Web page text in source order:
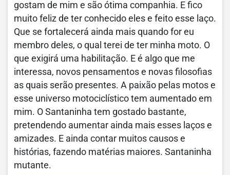
gostam de mim e são ótima companhia. E fico
muito feliz de ter conhecido eles e feito esse laço.
Que se fortalecerá ainda mais quando for eu
membro deles, o qual terei de ter minha moto. O
que exigirá uma habilitação. E é algo que me
interessa, novos pensamentos e novas filosofias
as quais serão presentes. A paixão pelas motos e
esse universo motociclístico tem aumentado em
mim. O Santaninha tem gostado bastante,
pretendendo aumentar ainda mais esses laços e
amizades. E ainda contar muitos causos e
histórias, fazendo matérias maiores. Santaninha
mutante.